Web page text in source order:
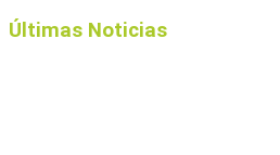
Últimas Noticias